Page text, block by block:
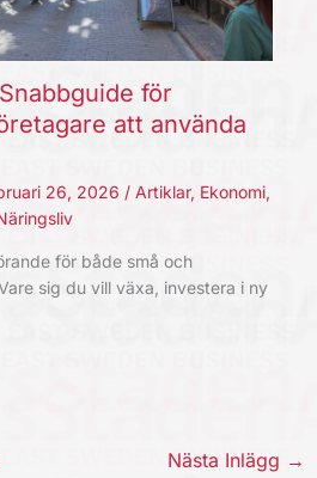
för
att använda
26, 2026 / Artiklar, Ekonomi,
för både små och
sig du vill växa, investera i ny
Nästa Inlägg →